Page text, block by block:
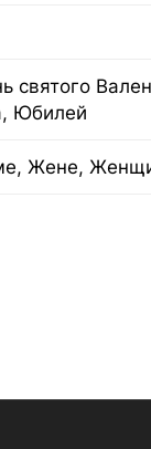
святого
Юбилей
Жене,